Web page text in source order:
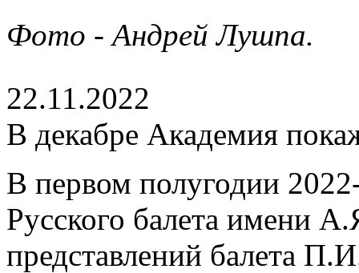
Фото - Андрей Лушпа.
22.11.2022
В декабре Академия
В первом полугодии
Русского балета имени
представлений балета